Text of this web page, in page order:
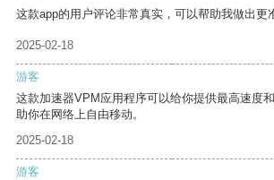
这款app的用户评论非常真实，可以帮助我做出更
2025-02-18
游客
这款加速器VPM应用程序可以给你提供最高速度
助你在网络上自由移动。
2025-02-18
游客